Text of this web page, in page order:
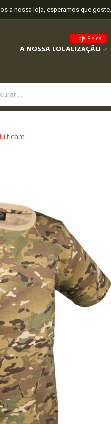
a nossa loja, esperamos que goste.
A NOSSA LOCALIZAÇÃO
Loja Fisica